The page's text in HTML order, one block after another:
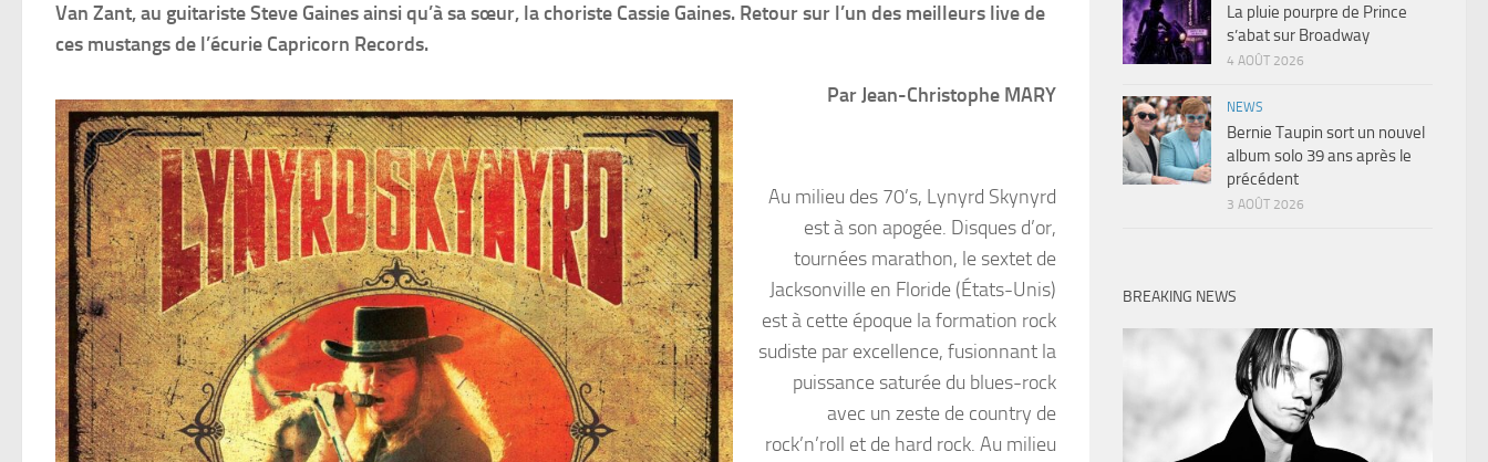
Van Zant, au guitariste Steve Gaines ainsi qu’à sa sœur, la choriste Cassie Gaines. Retour sur l’un des meilleurs live de
ces mustangs de l’écurie Capricorn Records.
Par Jean-Christophe MARY
Au milieu des 70’s, Lynyrd Skynyrd
est à son apogée. Disques d’or,
tournées marathon, le sextet de
Jacksonville en Floride (États-Unis)
est à cette époque la formation rock
sudiste par excellence, fusionnant la
puissance saturée du blues-rock
avec un zeste de country de
rock’n’roll et de hard rock. Au milieu
La pluie pourpre de Prince
s’abat sur Broadway
4 AOÛT 2026
NEWS
Bernie Taupin sort un nouvel
album solo 39 ans après le
précédent
3 AOÛT 2026
BREAKING NEWS